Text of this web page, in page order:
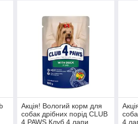
Акція! Вологий корм для
собак дрібних порід CLUB
4 PAWS Клуб 4 лапи
4